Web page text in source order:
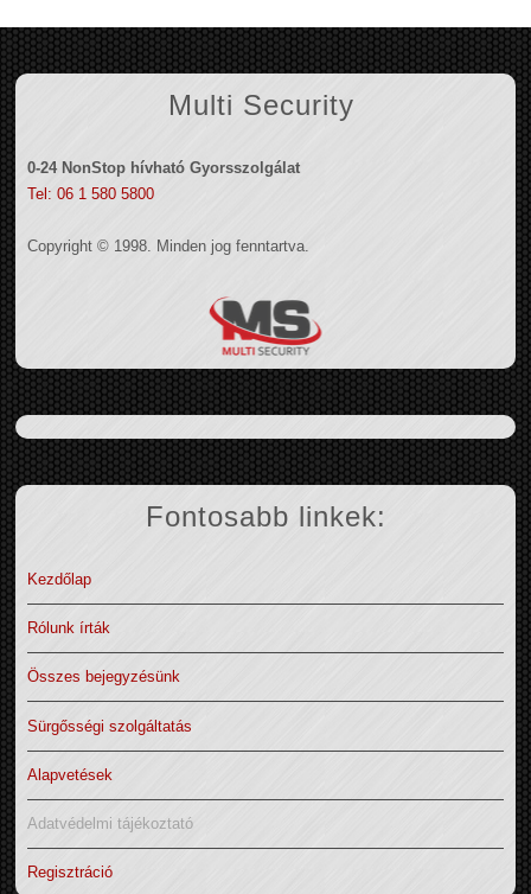
Multi Security
0-24 NonStop hívható Gyorsszolgálat
Tel: 06 1 580 5800
Copyright © 1998. Minden jog fenntartva.
Fontosabb linkek:
Kezdőlap
Rólunk írták
Összes bejegyzésünk
Sürgősségi szolgáltatás
Alapvetések
Adatvédelmi tájékoztató
Regisztráció